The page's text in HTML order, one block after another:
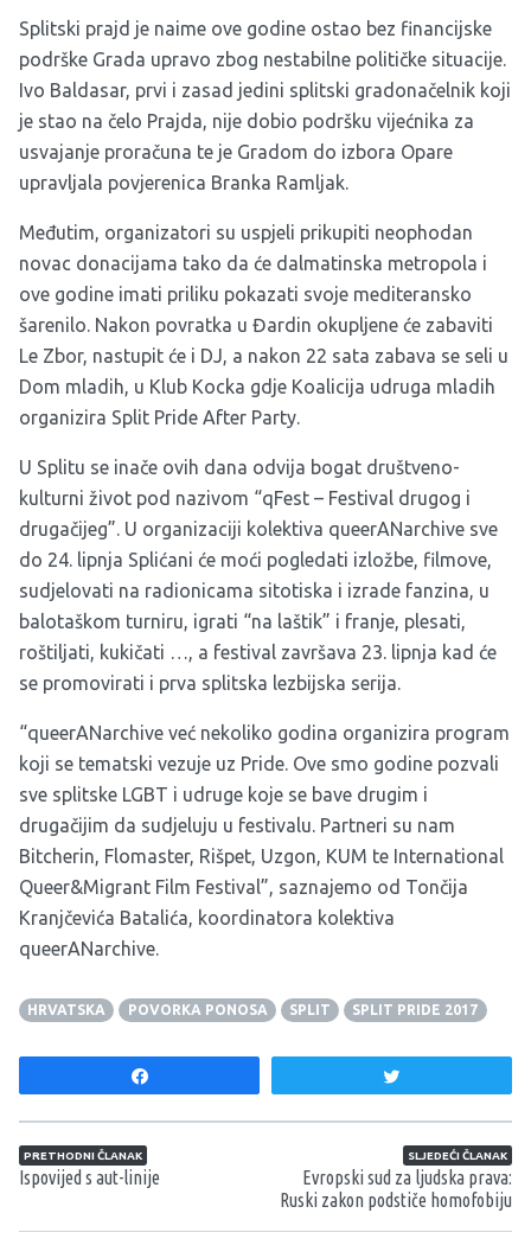
Splitski prajd je naime ove godine ostao bez financijske
podrške Grada upravo zbog nestabilne političke situacije.
Ivo Baldasar, prvi i zasad jedini splitski gradonačelnik koji
je stao na čelo Prajda, nije dobio podršku vijećnika za
usvajanje proračuna te je Gradom do izbora Opare
upravljala povjerenica Branka Ramljak.
Međutim, organizatori su uspjeli prikupiti neophodan
novac donacijama tako da će dalmatinska metropola i
ove godine imati priliku pokazati svoje mediteransko
šarenilo. Nakon povratka u Đardin okupljene će zabaviti
Le Zbor, nastupit će i DJ, a nakon 22 sata zabava se seli u
Dom mladih, u Klub Kocka gdje Koalicija udruga mladih
organizira Split Pride After Party.
U Splitu se inače ovih dana odvija bogat društveno-
kulturni život pod nazivom “qFest – Festival drugog i
drugačijeg”. U organizaciji kolektiva queerANarchive sve
do 24. lipnja Splićani će moći pogledati izložbe, filmove,
sudjelovati na radionicama sitotiska i izrade fanzina, u
balotaškom turniru, igrati “na laštik” i franje, plesati,
roštiljati, kukičati …, a festival završava 23. lipnja kad će
se promovirati i prva splitska lezbijska serija.
“queerANarchive već nekoliko godina organizira program
koji se tematski vezuje uz Pride. Ove smo godine pozvali
sve splitske LGBT i udruge koje se bave drugim i
drugačijim da sudjeluju u festivalu. Partneri su nam
Bitcherin, Flomaster, Rišpet, Uzgon, KUM te International
Queer&Migrant Film Festival”, saznajemo od Tončija
Kranjčevića Batalića, koordinatora kolektiva
queerANarchive.
HRVATSKA POVORKA PONOSA SPLIT SPLIT PRIDE 2017
Navigacija članaka
PRETHODNI ČLANAK
Ispovijed s aut-linije
SLJEDEĆI ČLANAK
Evropski sud za ljudska prava:
Ruski zakon podstiče homofobiju